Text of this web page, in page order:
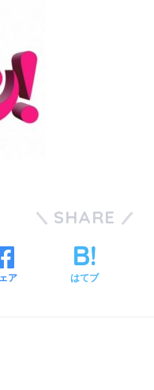
SHARE
ア はてブ